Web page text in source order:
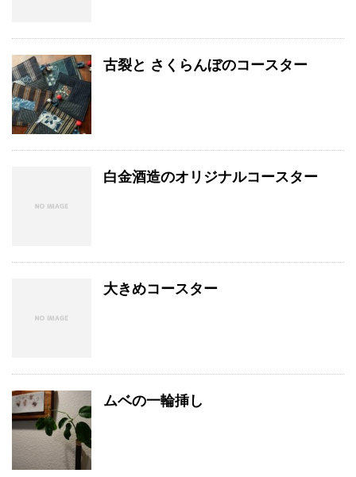
古裂と さくらんぼのコースター
白金酒造のオリジナルコースター
大きめコースター
ムベの一輪挿し